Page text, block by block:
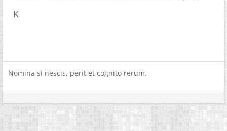
K
Nomina si nescis, perit et cognito rerum.